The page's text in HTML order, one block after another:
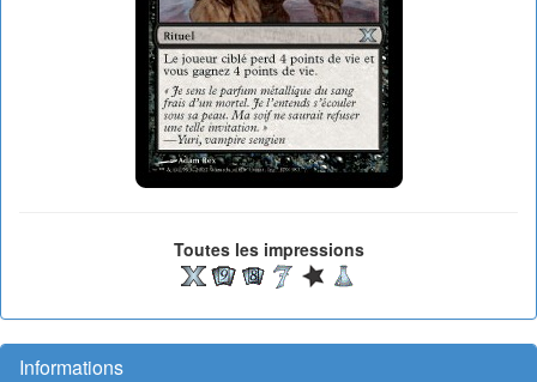
Toutes les impressions
Informations